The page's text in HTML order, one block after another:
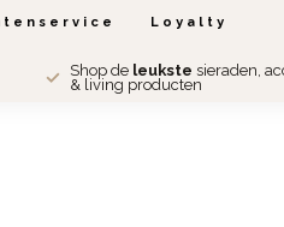
Loyalty
Shop de leukste sieraden,
& living producten